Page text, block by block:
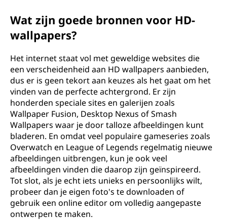
Wat zijn goede bronnen voor HD-
wallpapers?
Het internet staat vol met geweldige websites die
een verscheidenheid aan HD wallpapers aanbieden,
dus er is geen tekort aan keuzes als het gaat om het
vinden van de perfecte achtergrond. Er zijn
honderden speciale sites en galerijen zoals
Wallpaper Fusion, Desktop Nexus of Smash
Wallpapers waar je door talloze afbeeldingen kunt
bladeren. En omdat veel populaire gameseries zoals
Overwatch en League of Legends regelmatig nieuwe
afbeeldingen uitbrengen, kun je ook veel
afbeeldingen vinden die daarop zijn geïnspireerd.
Tot slot, als je echt iets unieks en persoonlijks wilt,
probeer dan je eigen foto's te downloaden of
gebruik een online editor om volledig aangepaste
ontwerpen te maken.